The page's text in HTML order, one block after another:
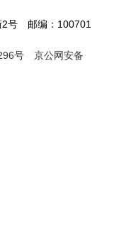
2号 邮编：100701
号
京公网安备